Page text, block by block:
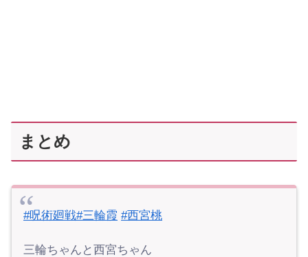
まとめ
#呪術廻戦#三輪霞 #西宮桃
三輪ちゃんと西宮ちゃん